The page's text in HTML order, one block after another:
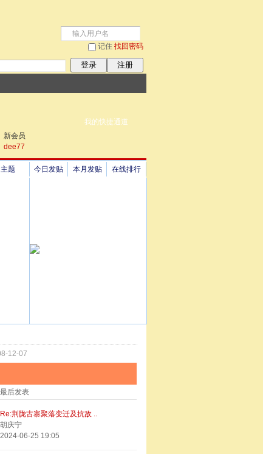
记住 找回密码
登录 注册
我的快捷通道
新会员
dee77
题 今日发贴 本月发贴
在线排行
12-07
最后发表
Re:荆陇古寨聚落变迁及抗敌 ..
胡庆宁
2024-06-25 19:05